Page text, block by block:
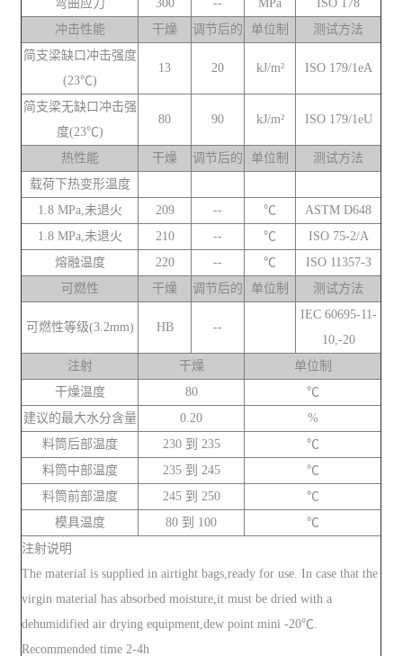
弯曲应力 300 -- MPa
ISO 178
冲击性能
干燥 调节后的 单位制
测试方法
简支梁缺口冲击强度
(23℃)
13 20 kJ/m² ISO 179/1eA
简支梁无缺口冲击强
度(23℃)
80 90 kJ/m² ISO 179/1eU
热性能 干燥 调节后的 单位制
测试方法
载荷下热变形温度
1.8 MPa,未退火
209 -- ℃
ASTM D648
1.8 MPa,未退火
210 -- ℃
ISO 75-2/A
熔融温度
220 -- ℃
ISO 11357-3
可燃性
干燥 调节后的 单位制 测试方法
可燃性等级(3.2mm) HB --
IEC 60695-11-
10,-20
注射
干燥
单位制
干燥温度
80
℃
建议的最大水分含量
0.20
%
料筒后部温度
230 到 235
℃
料筒中部温度
235 到 245
℃
料筒前部温度
245 到 250
℃
模具温度
80 到 100
℃
注射说明
The material is supplied in airtight bags,ready for use. In case that the
virgin material has absorbed moisture,it must be dried with a
dehumidified air drying equipment,dew point mini -20℃.
Recommended time 2-4h